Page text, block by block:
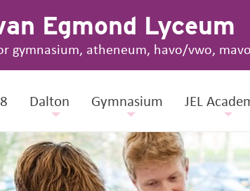
Egmond Lyceum
gymnasium, atheneum, havo/vwo,
Dalton Gymnasium JEL